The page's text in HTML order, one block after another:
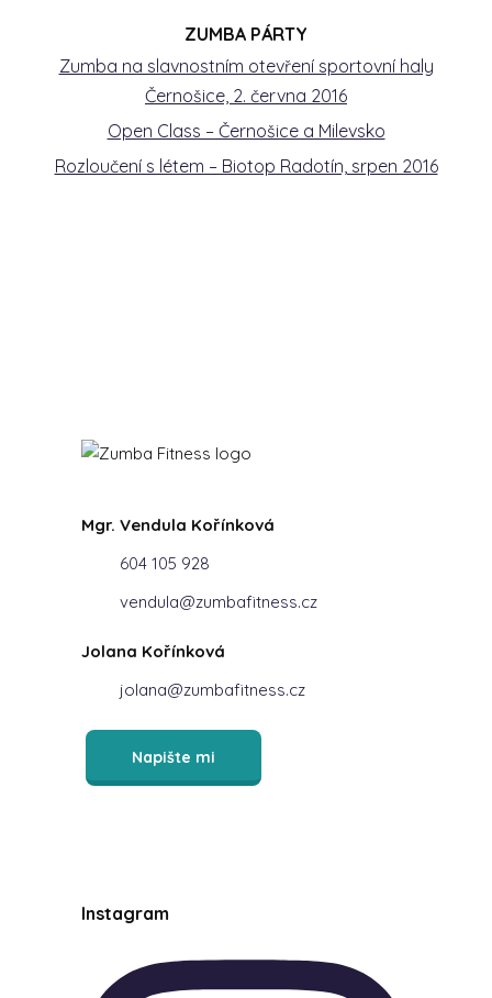
ZUMBA PÁRTY
Zumba na slavnostním otevření sportovní haly
Černošice, 2. června 2016
Open Class – Černošice a Milevsko
Rozloučení s létem – Biotop Radotín, srpen 2016
Mgr. Vendula Kořínková
604 105 928
vendula@zumbafitness.cz
Jolana Kořínková
jolana@zumbafitness.cz
Napište mi
Instagram